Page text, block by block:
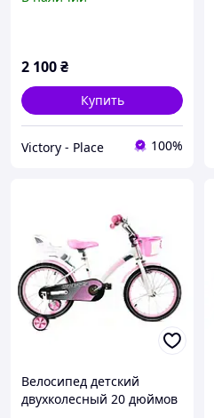
2 100₴
Купить
Victory - Place 100%
Велосипед детский
двухколесный 20 дюймов